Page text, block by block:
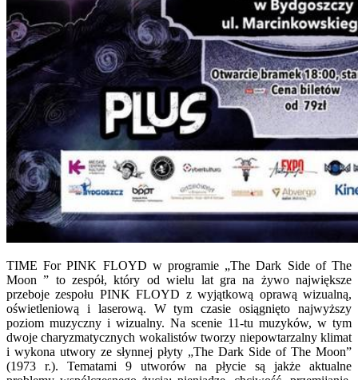
TIME For PINK FLOYD w programie „The Dark Side of The
Moon ” to zespół, który od wielu lat gra na żywo największe
przeboje zespołu PINK FLOYD z wyjątkową oprawą wizualną,
oświetleniową i laserową. W tym czasie osiągnięto najwyższy
poziom muzyczny i wizualny. Na scenie 11-tu muzyków, w tym
dwoje charyzmatycznych wokalistów tworzy niepowtarzalny klimat
i wykona utwory ze słynnej płyty „The Dark Side of The Moon”
(1973 r.). Tematami 9 utworów na płycie są jakże aktualne